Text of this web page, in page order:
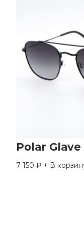
Polar Glave
7 150 ₽ + В